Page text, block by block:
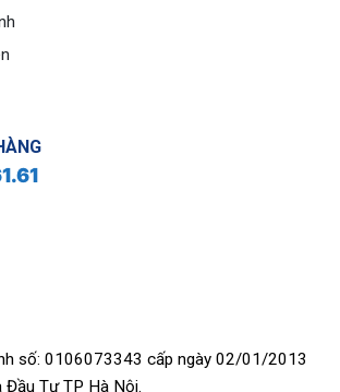
số: 0106073343 cấp ngày 02/01/2013
Đầu Tư TP Hà Nội.